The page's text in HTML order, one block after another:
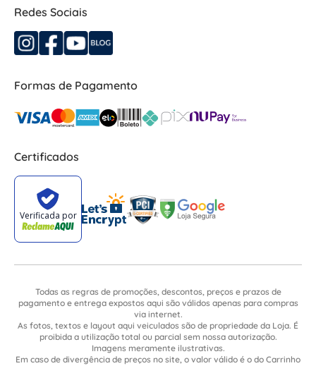
Redes Sociais
Formas de Pagamento
Certificados
Todas as regras de promoções, descontos, preços e prazos de
pagamento e entrega expostos aqui são válidos apenas para compras
via internet.
As fotos, textos e layout aqui veiculados são de propriedade da Loja. É
proibida a utilização total ou parcial sem nossa autorização.
Imagens meramente ilustrativas.
Em caso de divergência de preços no site, o valor válido é o do Carrinho